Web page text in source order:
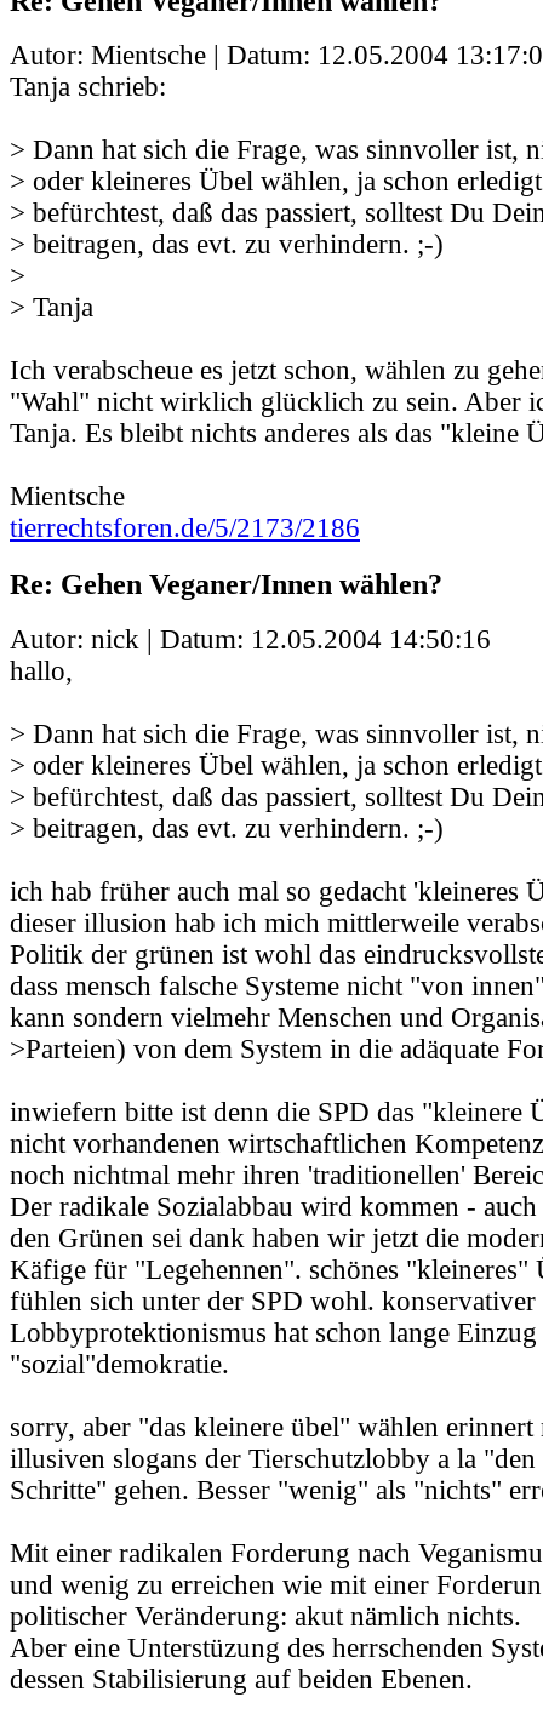
Autor: Mientsche | Datum: 12.05.2004
Tanja schrieb:
> Dann hat sich die Frage, was sinnvoller ist,
> oder kleineres Übel wählen, ja schon
> befürchtest, daß das passiert, solltest Du
> beitragen, das evt. zu verhindern. ;-)
>
> Tanja
Ich verabscheue es jetzt schon, wählen zu
"Wahl" nicht wirklich glücklich zu sein. Aber
Tanja. Es bleibt nichts anderes als das "kleine
Mientsche
tierrechtsforen.de/5/2173/2186
Re: Gehen Veganer/Innen wählen?
Autor: nick | Datum: 12.05.2004 14:50:16
hallo,
> Dann hat sich die Frage, was sinnvoller ist,
> oder kleineres Übel wählen, ja schon
> befürchtest, daß das passiert, solltest Du
> beitragen, das evt. zu verhindern. ;-)
ich hab früher auch mal so gedacht 'kleineres
dieser illusion hab ich mich mittlerweile
Politik der grünen ist wohl das
dass mensch falsche Systeme nicht "von
kann sondern vielmehr Menschen und
>Parteien) von dem System in die adäquate
inwiefern bitte ist denn die SPD das "kleinere
nicht vorhandenen wirtschaftlichen
noch nichtmal mehr ihren 'traditionellen'
Der radikale Sozialabbau wird kommen -
den Grünen sei dank haben wir jetzt die
Käfige für "Legehennen". schönes "kleineres"
fühlen sich unter der SPD wohl. konservativer
Lobbyprotektionismus hat schon lange
"sozial"demokratie.
sorry, aber "das kleinere übel" wählen
illusiven slogans der Tierschutzlobby a la
Schritte" gehen. Besser "wenig" als "nichts"
Mit einer radikalen Forderung nach
und wenig zu erreichen wie mit einer
politischer Veränderung: akut nämlich nichts.
Aber eine Unterstüzung des herrschenden
dessen Stabilisierung auf beiden Ebenen.